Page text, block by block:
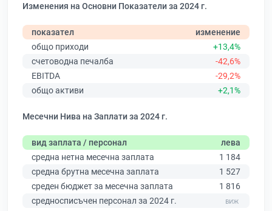
Изменения на Основни Показатели за 2024 г.
показател
изменение
общо приходи
+13,4%
счетоводна печалба
-42,6%
EBITDA
-29,2%
общо активи
+2,1%
Месечни Нива на Заплати за 2024 г.
вид заплата / персонал
лева
средна нетна месечна заплата
1 184
средна брутна месечна заплата
1 527
среден бюджет за месечна заплата
1 816
средносписъчен персонал за 2024 г.